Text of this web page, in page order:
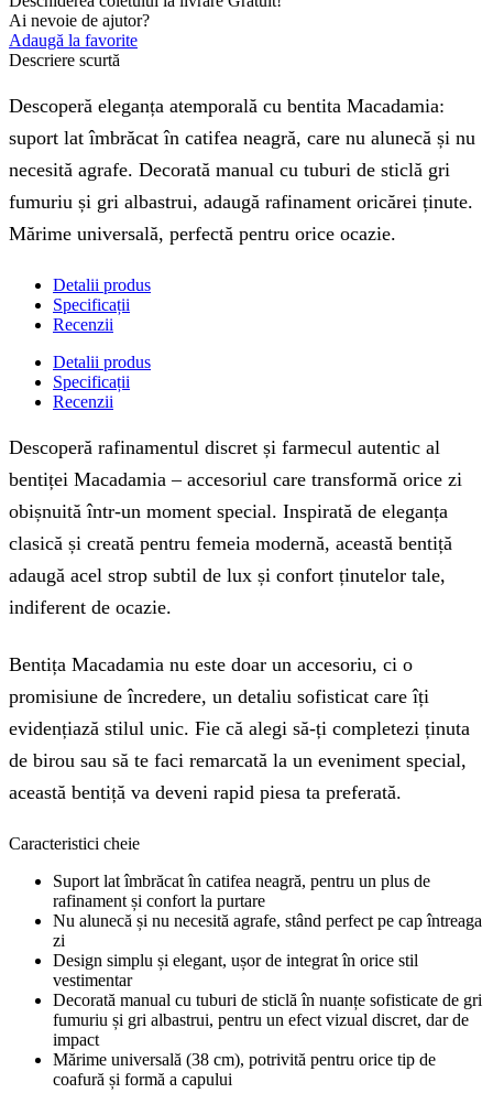
Ai nevoie de ajutor?
Adaugă la favorite
Descriere scurtă
Descoperă eleganța atemporală cu bentita Macadamia:
suport lat îmbrăcat în catifea neagră, care nu alunecă și nu
necesită agrafe. Decorată manual cu tuburi de sticlă gri
fumuriu și gri albastrui, adaugă rafinament oricărei ținute.
Mărime universală, perfectă pentru orice ocazie.
Detalii produs
Specificații
Recenzii
Detalii produs
Specificații
Recenzii
Descoperă rafinamentul discret și farmecul autentic al
bentiței Macadamia – accesoriul care transformă orice zi
obișnuită într-un moment special. Inspirată de eleganța
clasică și creată pentru femeia modernă, această bentiță
adaugă acel strop subtil de lux și confort ținutelor tale,
indiferent de ocazie.
Bentița Macadamia nu este doar un accesoriu, ci o
promisiune de încredere, un detaliu sofisticat care îți
evidențiază stilul unic. Fie că alegi să-ți completezi ținuta
de birou sau să te faci remarcată la un eveniment special,
această bentiță va deveni rapid piesa ta preferată.
Caracteristici cheie
Suport lat îmbrăcat în catifea neagră, pentru un plus de
rafinament și confort la purtare
Nu alunecă și nu necesită agrafe, stând perfect pe cap întreaga
zi
Design simplu și elegant, ușor de integrat în orice stil
vestimentar
Decorată manual cu tuburi de sticlă în nuanțe sofisticate de gri
fumuriu și gri albastrui, pentru un efect vizual discret, dar de
impact
Mărime universală (38 cm), potrivită pentru orice tip de
coafură și formă a capului